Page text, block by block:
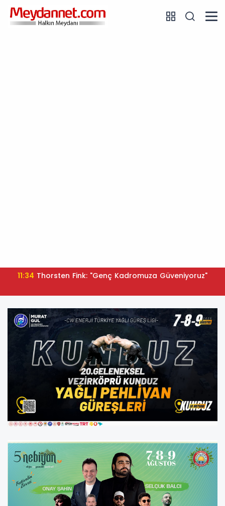
11:34 Thorsten Fink: "Genç Kadromuza Güveniyoruz"